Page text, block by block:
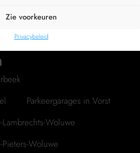
Zie voorkeuren
Privacybeleid
Parkeergarages in Vorst
Woluwe
Pieters-Woluwe